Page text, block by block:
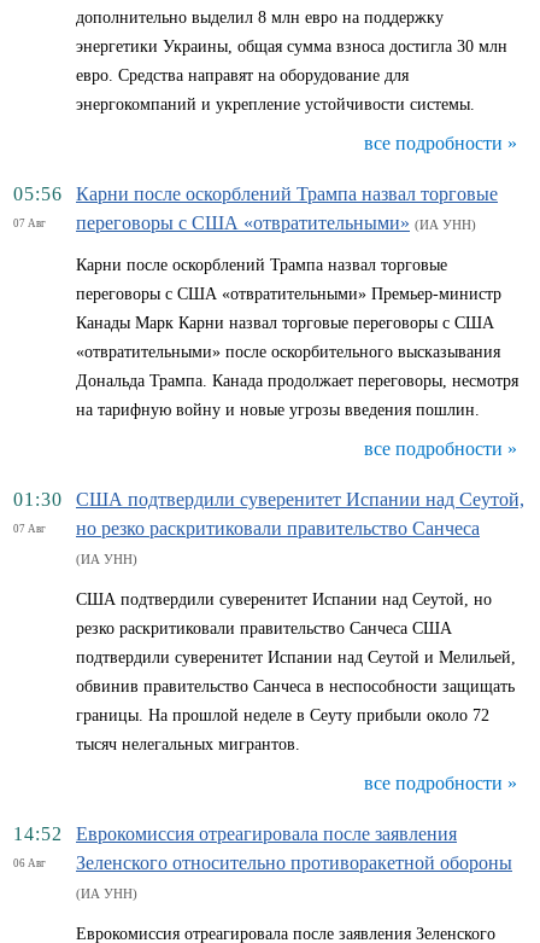
дополнительно выделил 8 млн евро на поддержку
энергетики Украины, общая сумма взноса достигла 30 млн
евро. Средства направят на оборудование для
энергокомпаний и укрепление устойчивости системы.
все подробности »
05:56
07 Авг
Карни после оскорблений Трампа назвал торговые
переговоры с США «отвратительными» (ИА УНН)
Карни после оскорблений Трампа назвал торговые
переговоры с США «отвратительными» Премьер-министр
Канады Марк Карни назвал торговые переговоры с США
«отвратительными» после оскорбительного высказывания
Дональда Трампа. Канада продолжает переговоры, несмотря
на тарифную войну и новые угрозы введения пошлин.
все подробности »
01:30
07 Авг
США подтвердили суверенитет Испании над Сеутой,
но резко раскритиковали правительство Санчеса
(ИА УНН)
США подтвердили суверенитет Испании над Сеутой, но
резко раскритиковали правительство Санчеса США
подтвердили суверенитет Испании над Сеутой и Мелильей,
обвинив правительство Санчеса в неспособности защищать
границы. На прошлой неделе в Сеуту прибыли около 72
тысяч нелегальных мигрантов.
все подробности »
14:52
06 Авг
Еврокомиссия отреагировала после заявления
Зеленского относительно противоракетной обороны
(ИА УНН)
Еврокомиссия отреагировала после заявления Зеленского